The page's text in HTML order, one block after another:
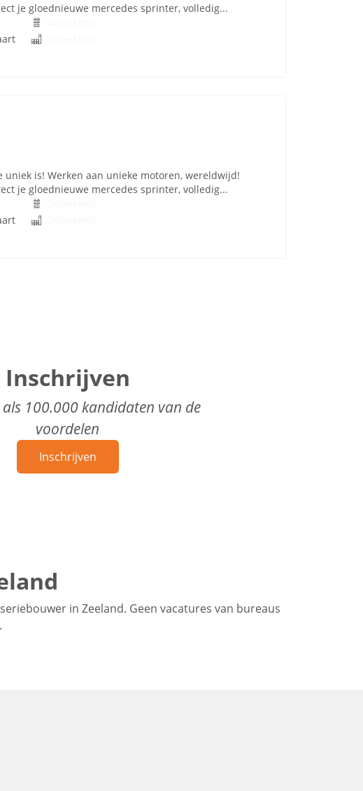
je gloednieuwe mercedes sprinter, volledig...
is! Werken aan unieke motoren, wereldwijd!
je gloednieuwe mercedes sprinter, volledig...
Inschrijven
als 100.000 kandidaten van de
voordelen
Inschrijven
in Zeeland. Geen vacatures van bureaus